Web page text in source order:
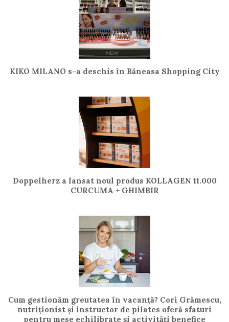
KIKO MILANO s-a deschis în Băneasa Shopping City
Doppelherz a lansat noul produs KOLLAGEN 11.000
CURCUMA + GHIMBIR
Cum gestionăm greutatea în vacanță? Cori Grămescu,
nutriționist și instructor de pilates oferă sfaturi
pentru mese echilibrate și activități benefice